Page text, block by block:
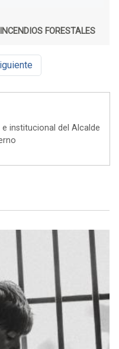
FORESTALES
institucional del Alcalde